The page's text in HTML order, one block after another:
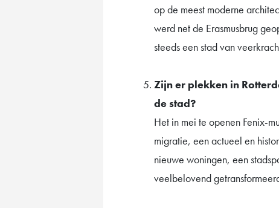
op de meest moderne
werd net de Erasmusbrug
steeds een stad van
Zijn er plekken in
de stad?
Het in mei te openen Fenix-
migratie, een actueel en
nieuwe woningen, een
veelbelovend